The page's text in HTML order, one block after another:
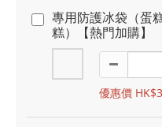
專用防護冰袋（蛋
糕）【熱門加購】
優惠價